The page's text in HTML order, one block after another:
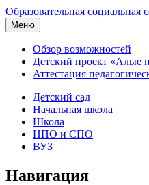
Образовательная социальная
Меню
Обзор возможностей
Детский проект «Алые
Аттестация
Детский сад
Начальная школа
Школа
НПО и СПО
ВУЗ
Навигация